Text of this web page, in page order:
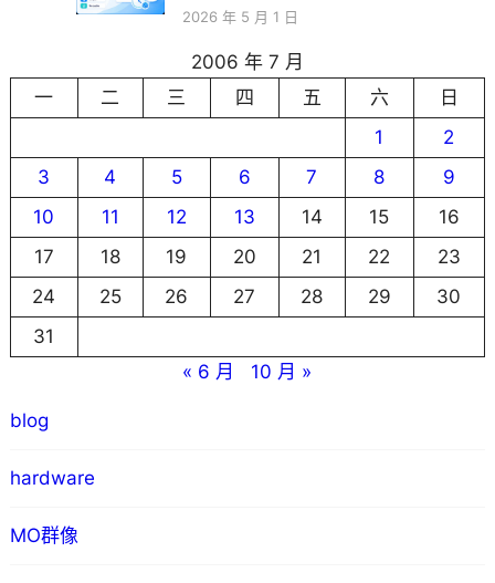
2026 年 5 月 1 日
2006 年 7 月
一
二 三 四 五 六
日
1
2
3
4 5 6 7 8
9
10
11 12 13 14 15
16
17
18 19 20 21 22
23
24
25 26 27 28 29
30
31
« 6 月
10 月 »
blog
hardware
MO群像